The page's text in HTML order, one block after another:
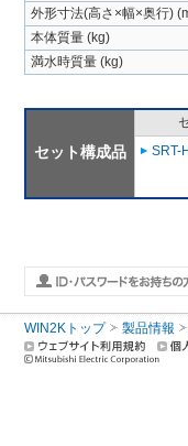
外形寸法(高さ×幅×奥行)
本体質量 (kg)
満水時質量 (kg)
セット構成品
SRT-
WIN2Kトップ 製品情報